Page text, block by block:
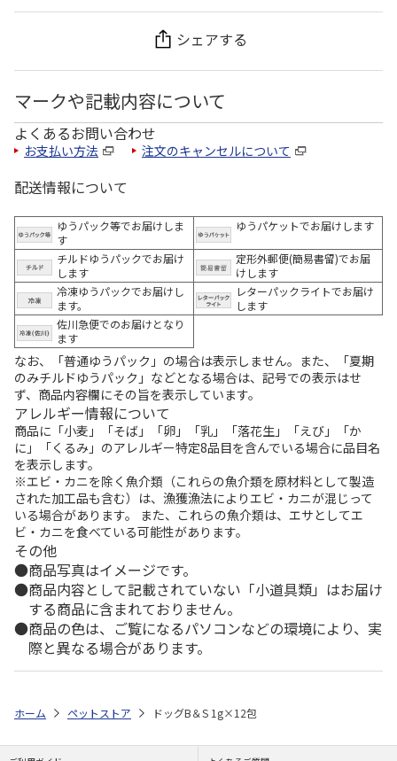
シェアする
マークや記載内容について
よくあるお問い合わせ
お支払い方法 注文のキャンセルについて
配送情報について
ゆうパック等でお届けしま
す
ゆうパケットでお届けします
チルドゆうパックでお届け
します
定形外郵便(簡易書留)でお届
けします
冷凍ゆうパックでお届けし
ます。
レターパックライトでお届け
します
佐川急便でのお届けとなり
ます
なお、「普通ゆうパック」の場合は表示しません。また、「夏期
のみチルドゆうパック」などとなる場合は、記号での表示はせ
ず、商品内容欄にその旨を表示しています。
アレルギー情報について
商品に「小麦」「そば」「卵」「乳」「落花生」「えび」「か
に」「くるみ」のアレルギー特定8品目を含んでいる場合に品目名
を表示します。
※エビ・カニを除く魚介類（これらの魚介類を原材料として製造
された加工品も含む）は、漁獲漁法によりエビ・カニが混じって
いる場合があります。 また、これらの魚介類は、エサとしてエ
ビ・カニを食べている可能性があります。
その他
商品写真はイメージです。
商品内容として記載されていない「小道具類」はお届け
する商品に含まれておりません。
商品の色は、ご覧になるパソコンなどの環境により、実
際と異なる場合があります。
ホーム ペットストア ドッグB＆S 1g×12包